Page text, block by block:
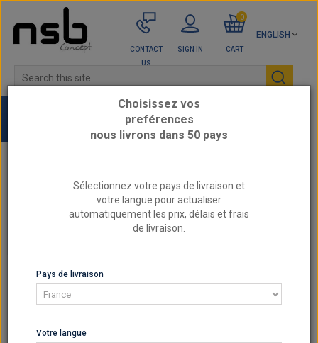
ENGLISH
CONTACT
US
SIGN IN CART
0
LEXUS - Short springs
LEXUS - SHORT SPRINGS
LEXUS - Short springs
- LEXUS - Short springs: browse our selection on NSB concept.
Choisissez vos
preférences
nous livrons dans 50 pays
Sélectionnez votre pays de livraison et
votre langue pour actualiser
automatiquement les prix, délais et frais
de livraison.
Pays de livraison
Votre langue